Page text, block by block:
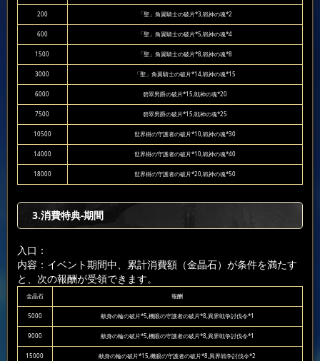
200 「聖」角翼騎士の破片*3,戦神の魂*2
600 「聖」角翼騎士の破片*5,戦神の魂*4
1500 「聖」角翼騎士の破片*8,戦神の魂*8
3000 「聖」角翼騎士の破片*14,戦神の魂*15
6000 碧翠男爵の破片*15,戦神の魂*20
7500 碧翠男爵の破片*15,戦神の魂*25
10500 世界樹の守護者の破片*10,戦神の魂*30
14000 世界樹の守護者の破片*10,戦神の魂*40
18000 世界樹の守護者の破片*20,戦神の魂*50
3.消費特典-期間
入口：
内容：イベント期間中、累計消費額（金晶石）が条件を満たす
と、次の報酬が受領できます。
金晶石 報酬
5000 献身の輪の破片*5,機眼の守護者の破片*8,異界戦争討伐令*1
9000 献身の輪の破片*5,機眼の守護者の破片*8,異界戦争討伐令*1
15000 献身の輪の破片*15,機眼の守護者の破片*8,異界戦争討伐令*2